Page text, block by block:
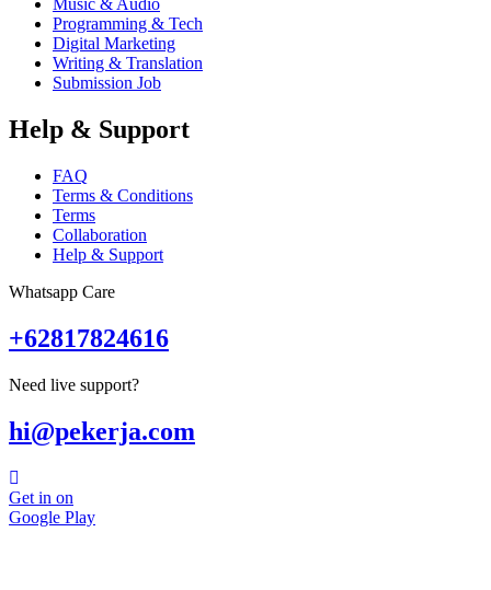
Music & Audio
Programming & Tech
Digital Marketing
Writing & Translation
Submission Job
Help & Support
FAQ
Terms & Conditions
Terms
Collaboration
Help & Support
Whatsapp Care
+62817824616
Need live support?
hi@pekerja.com
Get in on
Google Play